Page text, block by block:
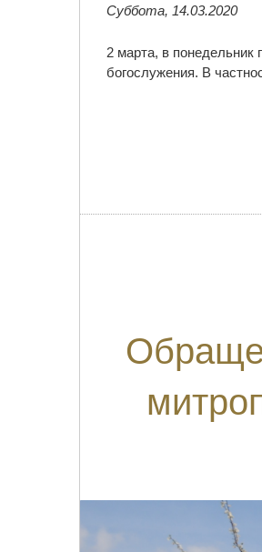
Суббота, 14.03.2020
2 марта, в
богослужения. В